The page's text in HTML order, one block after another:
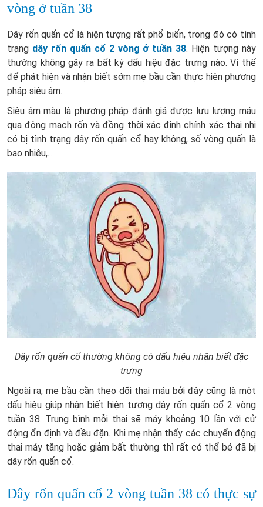
vòng ở tuần 38
Dây rốn quấn cổ là hiện tượng rất phổ biến, trong đó có tình
trạng dây rốn quấn cổ 2 vòng ở tuần 38. Hiện tượng này
thường không gây ra bất kỳ dấu hiệu đặc trưng nào. Vì thế
để phát hiện và nhận biết sớm mẹ bầu cần thực hiện phương
pháp siêu âm.
Siêu âm màu là phương pháp đánh giá được lưu lượng máu
qua động mạch rốn và đồng thời xác định chính xác thai nhi
có bị tình trạng dây rốn quấn cổ hay không, số vòng quấn là
bao nhiêu,...
Dây rốn quấn cổ thường không có dấu hiệu nhận biết đặc
trưng
Ngoài ra, mẹ bầu cần theo dõi thai máu bởi đây cũng là một
dấu hiệu giúp nhận biết hiện tượng dây rốn quấn cổ 2 vòng
tuần 38. Trung bình mỗi thai sẽ máy khoảng 10 lần với cử
động ổn định và đều đặn. Khi mẹ nhận thấy các chuyển động
thai máy tăng hoặc giảm bất thường thì rất có thể bé đã bị
dây rốn quấn cổ.
Dây rốn quấn cổ 2 vòng tuần 38 có thực sự